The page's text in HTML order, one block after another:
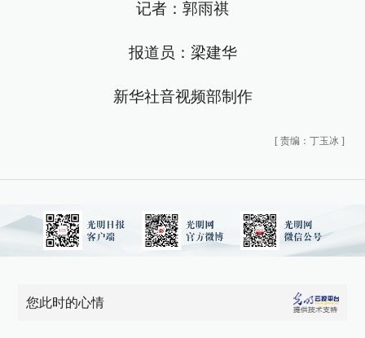
记者：郭雨祺
报道员：梁建华
新华社音视频部制作
[ 责编：丁玉冰 ]
您此时的心情